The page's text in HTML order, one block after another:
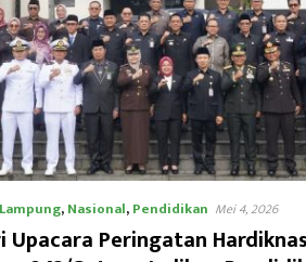
,Nasional,Pendidikan Mei 4, 2026
Upacara Peringatan